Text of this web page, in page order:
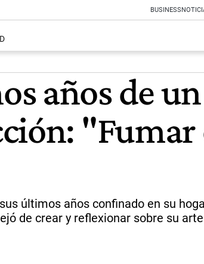
BUSINESS
años de
"Fumar
últimos años confinado en su
de crear y reflexionar sobre su